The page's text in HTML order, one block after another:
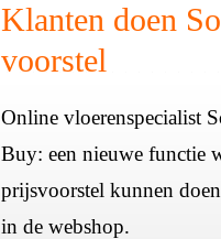
Klanten doen
voorstel
Online vloerenspecialist
Buy: een nieuwe functie
prijsvoorstel kunnen
in de webshop.